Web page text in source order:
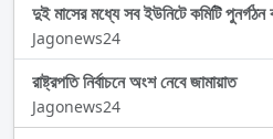
দুই মাসের মধ্যে সব ইউনিটে কমিটি পুনর্গঠন
Jagonews24
রাষ্ট্রপতি নির্বাচনে অংশ নেবে জামায়াত
Jagonews24